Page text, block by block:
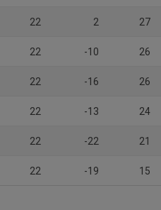
22 2 27
22 -10 26
22 -16 26
22 -13 24
22 -22 21
22 -19 15